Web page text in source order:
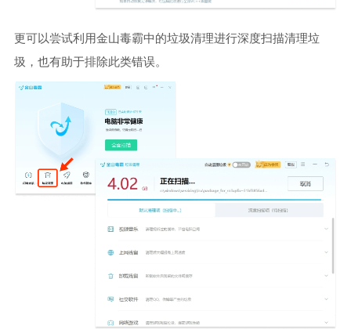
更可以尝试利用金山毒霸中的垃圾清理进行深度扫描清理垃
圾，也有助于排除此类错误。